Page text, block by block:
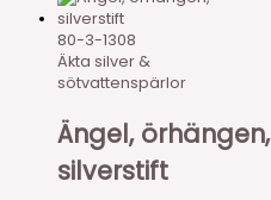
80-3-1308
Äkta silver &
sötvattenspärlor
Ängel, örhängen,
silverstift